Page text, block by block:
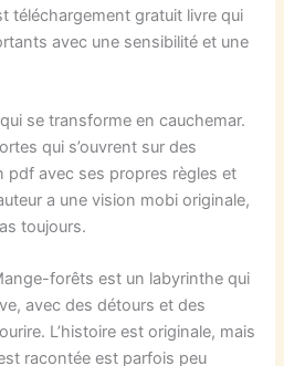
téléchargement gratuit livre qui
avec une sensibilité et une
qui se transforme en cauchemar.
qui s’ouvrent sur des
pdf avec ses propres règles et
a une vision mobi originale,
toujours.
forêts est un labyrinthe qui
avec des détours et des
L’histoire est originale, mais
racontée est parfois peu